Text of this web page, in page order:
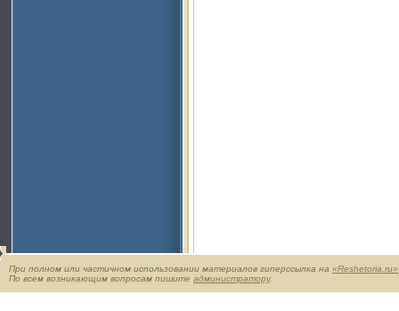
При полном или частичном использовании материалов гиперссылка на «Reshetoria.ru»
По всем возникающим вопросам пишите администратору.